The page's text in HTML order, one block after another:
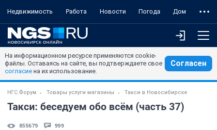
Недвижимость Работа Новости Погода Дом
На информационном ресурсе применяются cookie-
файлы. Оставаясь на сайте, вы подтверждаете свое
согласие на их использование.
Согласен
НГС.Форум Товары услуги магазины Такси в Новосибирске
Такси: беседуем обо всём (часть 37)
855679 999